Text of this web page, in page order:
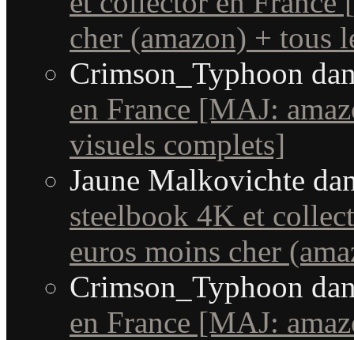
cher (amazon) + tous
Crimson_Typhoon
en France [MAJ:
visuels complets]
Jaune Malkovichte
steelbook 4K et
euros moins cher
Crimson_Typhoon
en France [MAJ: